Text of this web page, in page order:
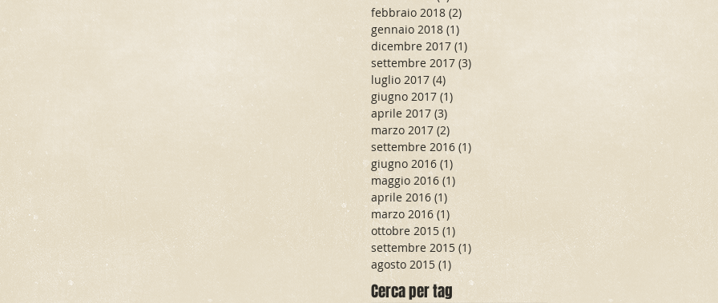
febbraio 2018 (2)
gennaio 2018 (1)
dicembre 2017 (1)
settembre 2017 (3)
luglio 2017 (4)
giugno 2017 (1)
aprile 2017 (3)
marzo 2017 (2)
settembre 2016 (1)
giugno 2016 (1)
maggio 2016 (1)
aprile 2016 (1)
marzo 2016 (1)
ottobre 2015 (1)
settembre 2015 (1) 1 post
agosto 2015 (1) 1 post
Cerca per tag